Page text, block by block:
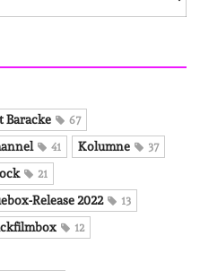
Baracke 67
41 Kolumne 37
21
Release 2022 13
12